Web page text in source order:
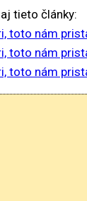
tieto články:
toto nám
toto nám
toto nám